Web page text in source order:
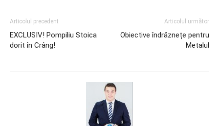
Articolul precedent
EXCLUSIV! Pompiliu Stoica
dorit în Crâng!
Articolul următor
Obiective îndrăznețe pentru
Metalul